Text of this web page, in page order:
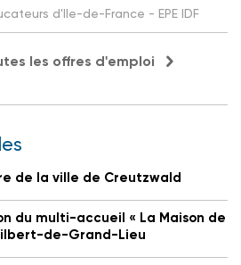
d'Ile-de-France - EPE IDF
les offres d'emploi
de la ville de Creutzwald
du multi-accueil « La Maison de
de-Grand-Lieu